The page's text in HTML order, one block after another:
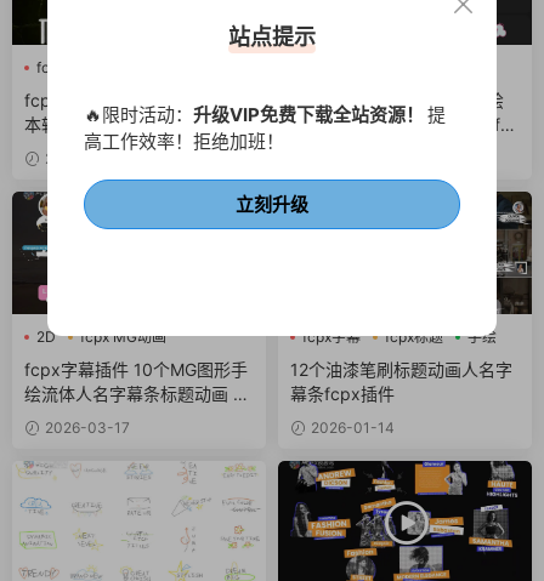
fcpx字幕
fcpx转场 4组水墨飞溅恐怖文
本转场视频过渡finalcutpro插
件 2026-04-03
fcpx字幕插件 14个卡通手绘
可爱综艺花字动态标题动画fc
2D
fcpx MG动画
fcpx卡通
fcpx字幕插件 10个MG图形手
绘流体人名字幕条标题动画 Lo
wer Thirds Liquid Motion
2026-03-17
fcpx字幕 fcpx标题 手绘
12个油漆笔刷标题动画人名字
幕条fcpx插件
2026-01-14
站点提示
🔥限时活动： 升级VIP免费下载全站资源！ 提
高工作效率！拒绝加班！
立刻升级